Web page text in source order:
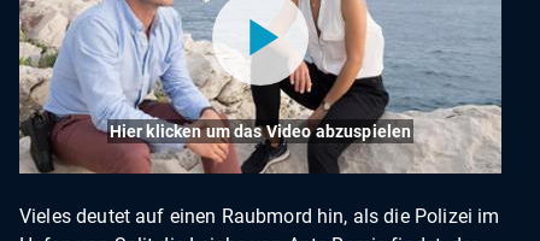
Hier klicken um das Video abzuspielen
Vieles deutet auf einen Raubmord hin, als die Polizei im